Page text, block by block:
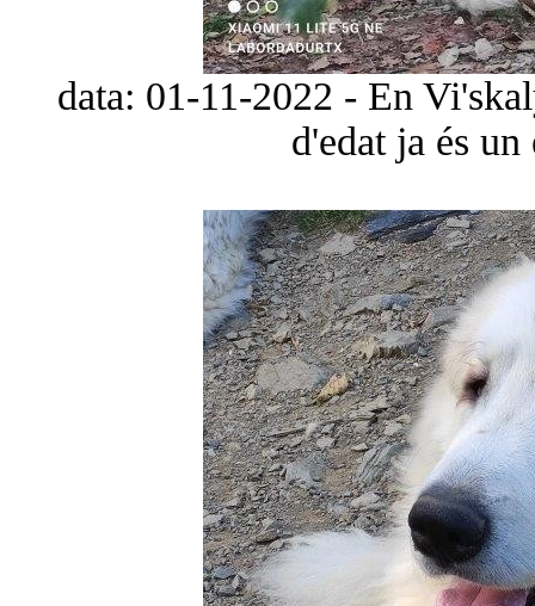
data: 01-11-2022 - En
d'edat ja és un